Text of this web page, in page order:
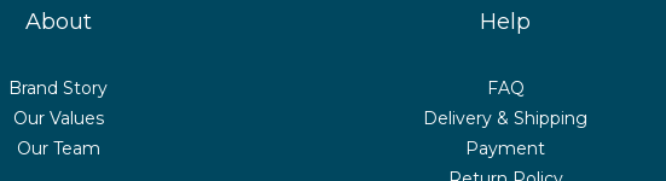
About
Brand Story
Our Values
Our Team
Help
FAQ
Delivery & Shipping
Payment